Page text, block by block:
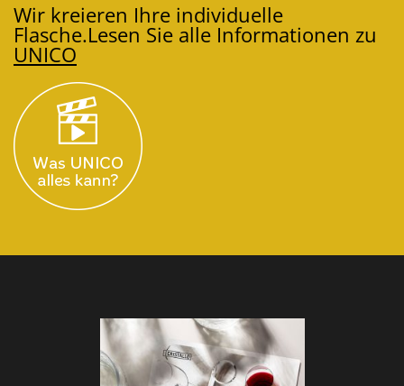
Wir kreieren Ihre individuelle
Flasche.Lesen Sie alle Informationen zu
UNICO